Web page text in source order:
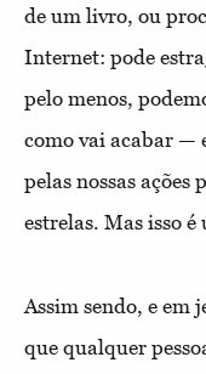
de um livro, ou
Internet: pode
pelo menos,
como vai acabar —
pelas nossas
estrelas. Mas isso
Assim sendo, e em
que qualquer